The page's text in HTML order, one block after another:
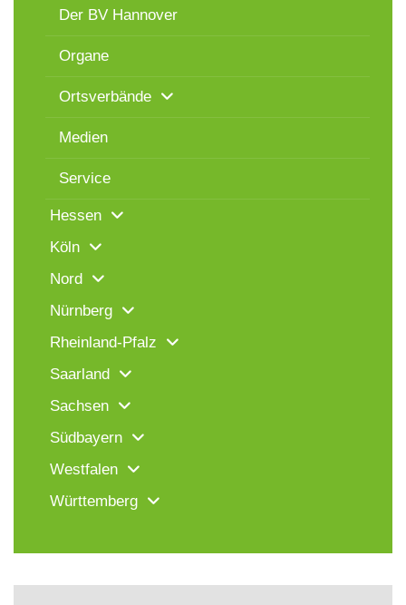
Der BV Hannover
Organe
Ortsverbände
Medien
Service
Hessen
Köln
Nord
Nürnberg
Rheinland-Pfalz
Saarland
Sachsen
Südbayern
Westfalen
Württemberg